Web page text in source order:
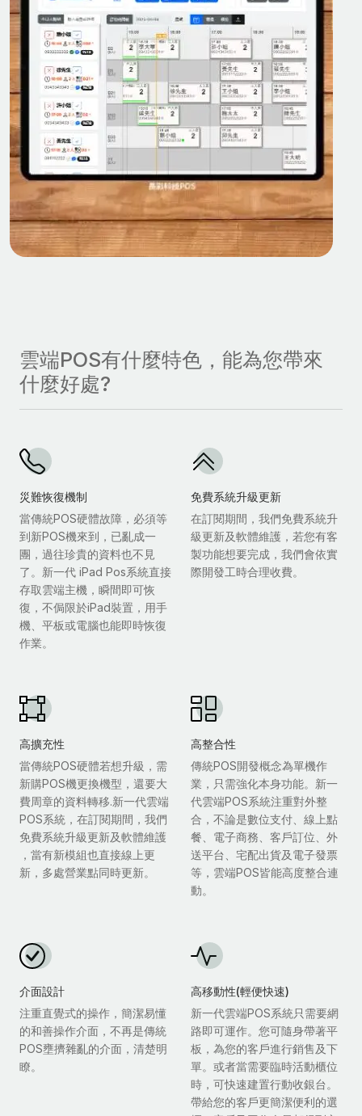
雲端POS有什麼特色，能為您帶來
什麼好處?
災難恢復機制
當傳統POS硬體故障，必須等
到新POS機來到，已亂成一
團，過往珍貴的資料也不見
了。新一代 iPad Pos系統直接
存取雲端主機，瞬間即可恢
復，不侷限於iPad裝置，用手
機、平板或電腦也能即時恢復
作業。
免費系統升級更新
在訂閱期間，我們免費系統升
級更新及軟體維護，若您有客
製功能想要完成，我們會依實
際開發工時合理收費。
高擴充性
當傳統POS硬體若想升級，需
新購POS機更換機型，還要大
費周章的資料轉移.新一代雲端
POS系統，在訂閱期間，我們
免費系統升級更新及軟體維護
，當有新模組也直接線上更
新，多處營業點同時更新。
高整合性
傳統POS開發概念為單機作
業，只需強化本身功能。新一
代雲端POS系統注重對外整
合，不論是數位支付、線上點
餐、電子商務、客戶訂位、外
送平台、宅配出貨及電子發票
等，雲端POS皆能高度整合連
動。
介面設計
注重直覺式的操作，簡潔易懂
的和善操作介面，不再是傳統
POS壅擠雜亂的介面，清楚明
瞭。
高移動性(輕便快速)
新一代雲端POS系統只需要網
路即可運作。您可隨身帶著平
板，為您的客戶進行銷售及下
單。或者當需要臨時活動櫃位
時，可快速建置行動收銀台。
帶給您的客戶更簡潔便利的選